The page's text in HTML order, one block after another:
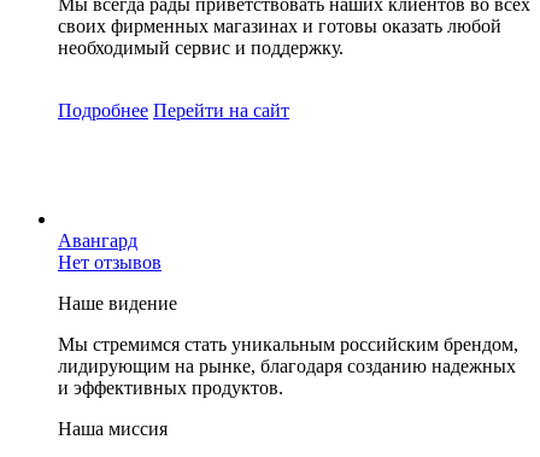
своих фирменных магазинах и готовы оказать любой
необходимый сервис и поддержку.
Подробнее Перейти на сайт
Авангард
Нет отзывов
Наше видение
Мы стремимся стать уникальным российским брендом,
лидирующим на рынке, благодаря созданию надежных
и эффективных продуктов.
Наша миссия